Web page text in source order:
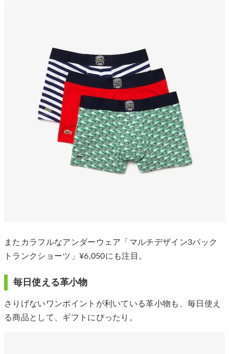
またカラフルなアンダーウェア「マルチデザイン3パック
トランクショーツ」¥6,050にも注目。
毎日使える革小物
さりげないワンポイントが利いている革小物も、毎日使え
る商品として、ギフトにぴったり。